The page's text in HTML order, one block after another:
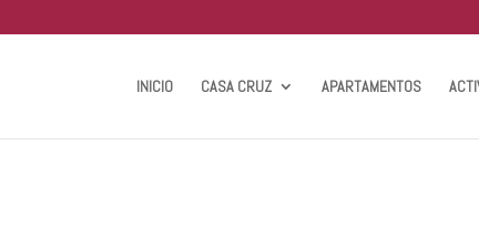
INICIO CASA CRUZ APARTAMENTOS